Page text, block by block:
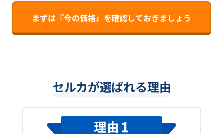
まずは『今の価格』を確認しておきましょう
セルカが選ばれる理由